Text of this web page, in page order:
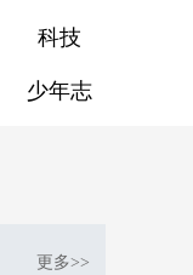
科技
少年志
更多>>